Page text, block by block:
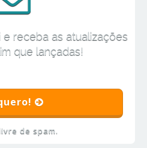
e receba as atualizações
que lançadas!
de spam.